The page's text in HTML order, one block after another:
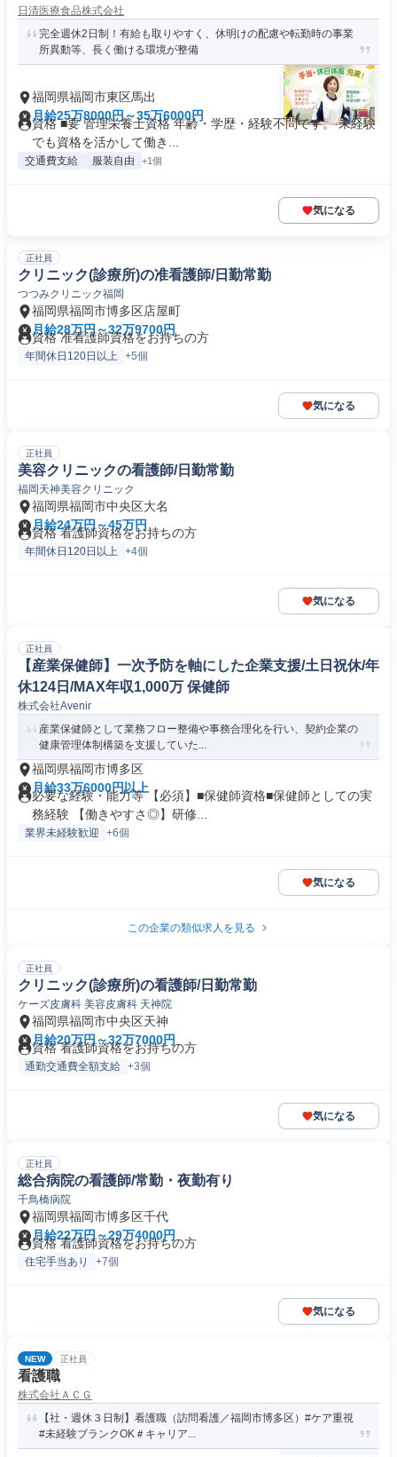
日清医療食品株式会社
完全週休2日制！有給も取りやすく、休明けの配慮や転勤時の事業
所異動等、長く働ける環境が整備
福岡県福岡市東区馬出
月給25万8000円～35万6000円
資格 ■要 管理栄養士資格 年齢・学歴・経験不問です。 未経験
でも資格を活かして働き...
交通費支給 服装自由 +1個
気になる
正社員
クリニック(診療所)の准看護師/日勤常勤
つつみクリニック福岡
福岡県福岡市博多区店屋町
月給28万円～32万9700円
資格 准看護師資格をお持ちの方
年間休日120日以上 +5個
気になる
正社員
美容クリニックの看護師/日勤常勤
福岡天神美容クリニック
福岡県福岡市中央区大名
月給24万円～45万円
資格 看護師資格をお持ちの方
年間休日120日以上 +4個
気になる
正社員
【産業保健師】一次予防を軸にした企業支援/土日祝休/年
休124日/MAX年収1,000万 保健師
株式会社Avenir
産業保健師として業務フロー整備や事務合理化を行い、契約企業の
健康管理体制構築を支援していた...
福岡県福岡市博多区
月給33万6000円以上
必要な経験・能力等 【必須】■保健師資格■保健師としての実
務経験 【働きやすさ◎】研修...
業界未経験歓迎 +6個
気になる
この企業の類似求人を見る
正社員
クリニック(診療所)の看護師/日勤常勤
ケーズ皮膚科 美容皮膚科 天神院
福岡県福岡市中央区天神
月給20万円～32万7000円
資格 看護師資格をお持ちの方
通勤交通費全額支給 +3個
気になる
正社員
総合病院の看護師/常勤・夜勤有り
千鳥橋病院
福岡県福岡市博多区千代
月給22万円～29万4000円
資格 看護師資格をお持ちの方
住宅手当あり +7個
気になる
NEW 正社員
看護職
株式会社ＡＣＧ
【社・週休３日制】看護職（訪問看護／福岡市博多区）#ケア重視
#未経験ブランクOK＃キャリア...